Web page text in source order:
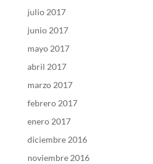
julio 2017
junio 2017
mayo 2017
abril 2017
marzo 2017
febrero 2017
enero 2017
diciembre 2016
noviembre 2016